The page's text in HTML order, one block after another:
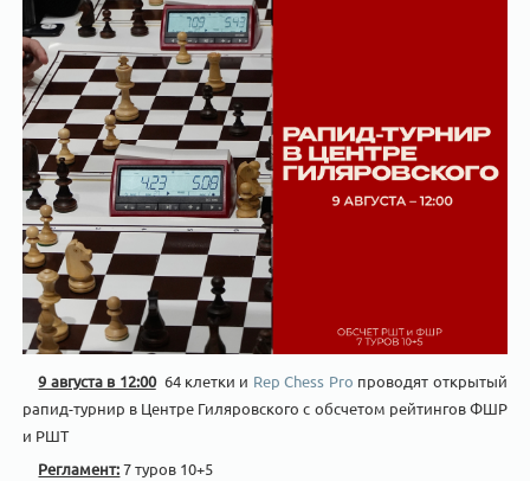
9 августа в 12:0064 клетки и Rep Chess Pro проводят открытый
рапид-турнир в Центре Гиляровского с обсчетом рейтингов ФШР
и РШТ
Регламент:7 туров 10+5